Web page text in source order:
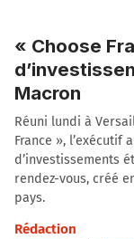
« Choose
Macron
Réuni lundi à
France », l’exécutif
d’investissements
rendez-vous, créé
pays.
Rédaction